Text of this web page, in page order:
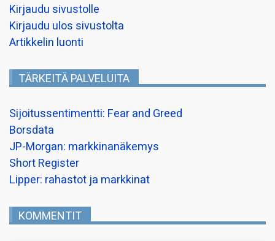
Kirjaudu sivustolle
Kirjaudu ulos sivustolta
Artikkelin luonti
TÄRKEITÄ PALVELUITA
Sijoitussentimentti: Fear and Greed
Borsdata
JP-Morgan: markkinanäkemys
Short Register
Lipper: rahastot ja markkinat
KOMMENTIT